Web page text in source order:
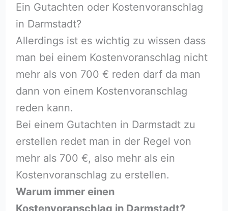
Ein Gutachten oder Kostenvoranschlag
in Darmstadt?
Allerdings ist es wichtig zu wissen dass
man bei einem Kostenvoranschlag nicht
mehr als von 700 € reden darf da man
dann von einem Kostenvoranschlag
reden kann.
Bei einem Gutachten in Darmstadt zu
erstellen redet man in der Regel von
mehr als 700 €, also mehr als ein
Kostenvoranschlag zu erstellen.
Warum immer einen
Kostenvoranschlag in Darmstadt?